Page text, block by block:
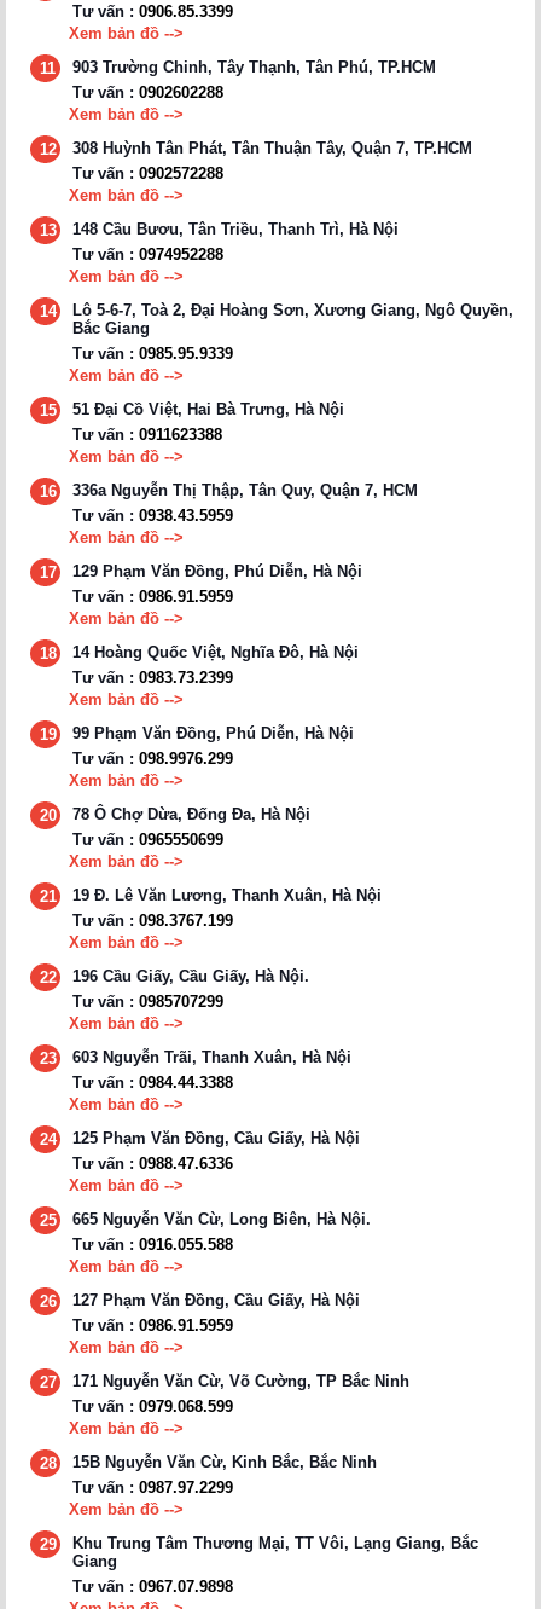
Tư vấn : 0906.85.3399
Xem bản đồ -->
11
903 Trường Chinh, Tây Thạnh, Tân Phú, TP.HCM
Tư vấn : 0902602288
Xem bản đồ -->
12
308 Huỳnh Tân Phát, Tân Thuận Tây, Quận 7, TP.HCM
Tư vấn : 0902572288
Xem bản đồ -->
13
148 Cầu Bươu, Tân Triều, Thanh Trì, Hà Nội
Tư vấn : 0974952288
Xem bản đồ -->
14
Lô 5-6-7, Toà 2, Đại Hoàng Sơn, Xương Giang, Ngô Quyền,
Bắc Giang
Tư vấn : 0985.95.9339
Xem bản đồ -->
15
51 Đại Cồ Việt, Hai Bà Trưng, Hà Nội
Tư vấn : 0911623388
Xem bản đồ -->
16
336a Nguyễn Thị Thập, Tân Quy, Quận 7, HCM
Tư vấn : 0938.43.5959
Xem bản đồ -->
17
129 Phạm Văn Đồng, Phú Diễn, Hà Nội
Tư vấn : 0986.91.5959
Xem bản đồ -->
18
14 Hoàng Quốc Việt, Nghĩa Đô, Hà Nội
Tư vấn : 0983.73.2399
Xem bản đồ -->
19
99 Phạm Văn Đồng, Phú Diễn, Hà Nội
Tư vấn : 098.9976.299
Xem bản đồ -->
20
78 Ô Chợ Dừa, Đống Đa, Hà Nội
Tư vấn : 0965550699
Xem bản đồ -->
21
19 Đ. Lê Văn Lương, Thanh Xuân, Hà Nội
Tư vấn : 098.3767.199
Xem bản đồ -->
22
196 Cầu Giấy, Cầu Giấy, Hà Nội.
Tư vấn : 0985707299
Xem bản đồ -->
23
603 Nguyễn Trãi, Thanh Xuân, Hà Nội
Tư vấn : 0984.44.3388
Xem bản đồ -->
24
125 Phạm Văn Đồng, Cầu Giấy, Hà Nội
Tư vấn : 0988.47.6336
Xem bản đồ -->
25
665 Nguyễn Văn Cừ, Long Biên, Hà Nội.
Tư vấn : 0916.055.588
Xem bản đồ -->
26
127 Phạm Văn Đồng, Cầu Giấy, Hà Nội
Tư vấn : 0986.91.5959
Xem bản đồ -->
27
171 Nguyễn Văn Cừ, Võ Cường, TP Bắc Ninh
Tư vấn : 0979.068.599
Xem bản đồ -->
28
15B Nguyễn Văn Cừ, Kinh Bắc, Bắc Ninh
Tư vấn : 0987.97.2299
Xem bản đồ -->
29
Khu Trung Tâm Thương Mại, TT Vôi, Lạng Giang, Bắc
Giang
Tư vấn : 0967.07.9898